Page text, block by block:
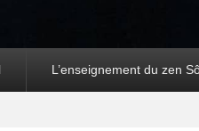
L’enseignement du zen